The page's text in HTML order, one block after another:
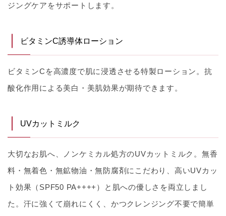
ジングケアをサポートします。
ビタミンC誘導体ローション
ビタミンCを高濃度で肌に浸透させる特製ローション。抗
酸化作用による美白・美肌効果が期待できます。
UVカットミルク
大切なお肌へ、ノンケミカル処方のUVカットミルク。無香
料・無着色・無鉱物油・無防腐剤にこだわり、高いUVカッ
ト効果（SPF50 PA++++）と肌への優しさを両立しまし
た。汗に強くて崩れにくく、かつクレンジング不要で簡単